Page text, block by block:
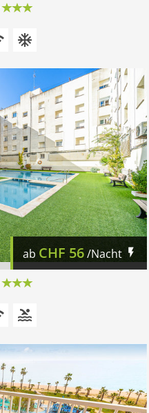
ab CHF 56/Nacht